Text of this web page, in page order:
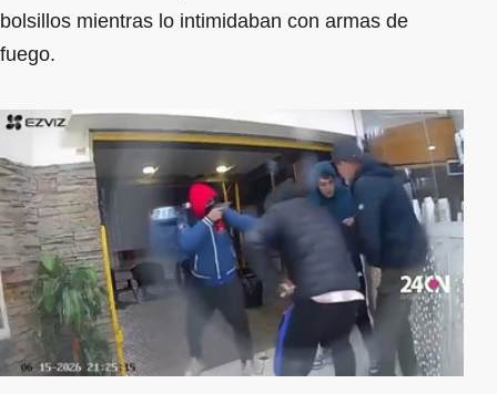
bolsillos mientras lo intimidaban con armas de
fuego.